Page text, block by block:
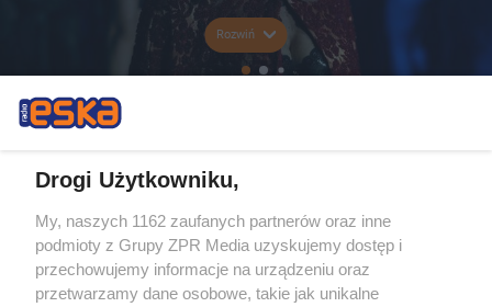
Rozwiń
Drogi Użytkowniku,
My, naszych 1162 zaufanych partnerów oraz inne
podmioty z Grupy ZPR Media uzyskujemy dostęp i
przechowujemy informacje na urządzeniu oraz
przetwarzamy dane osobowe, takie jak unikalne